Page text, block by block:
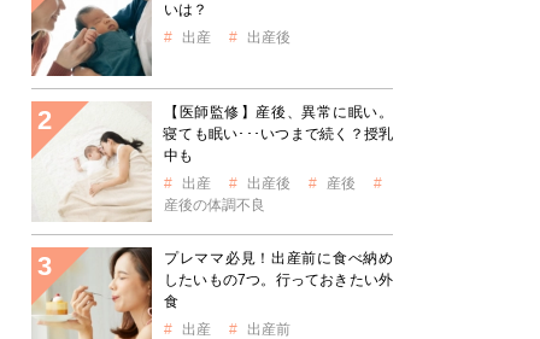
いは？
出産
出産後
【医師監修】産後、異常に眠い。
寝ても眠い･･･いつまで続く？授乳
中も
出産
出産後
産後
産後の体調不良
プレママ必見！出産前に食べ納め
したいもの7つ。行っておきたい外
食
出産
出産前